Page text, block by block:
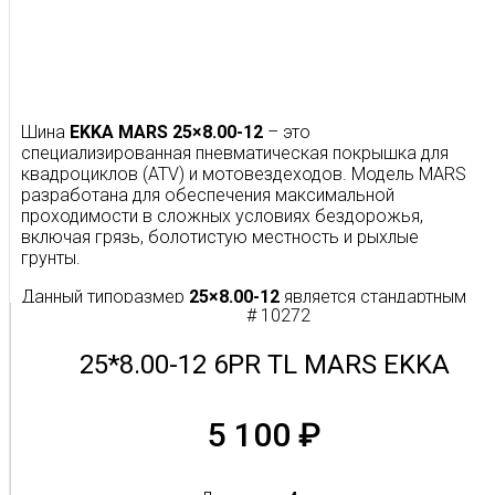
Шина EKKA MARS 25×8.00-12 – это
специализированная пневматическая покрышка для
квадроциклов (ATV) и мотовездеходов. Модель MARS
разработана для обеспечения максимальной
проходимости в сложных условиях бездорожья,
включая грязь, болотистую местность и рыхлые
грунты.
Данный типоразмер 25×8.00-12 является стандартным
большинства современных
высокую маневренность и точность управления,
необходимые на пересеченной местности. Ключевые
25×8.00-12 (25 дюймов внешний
# 10272
25*8.00-12 6PR TL MARS EKKA
5 100 ₽